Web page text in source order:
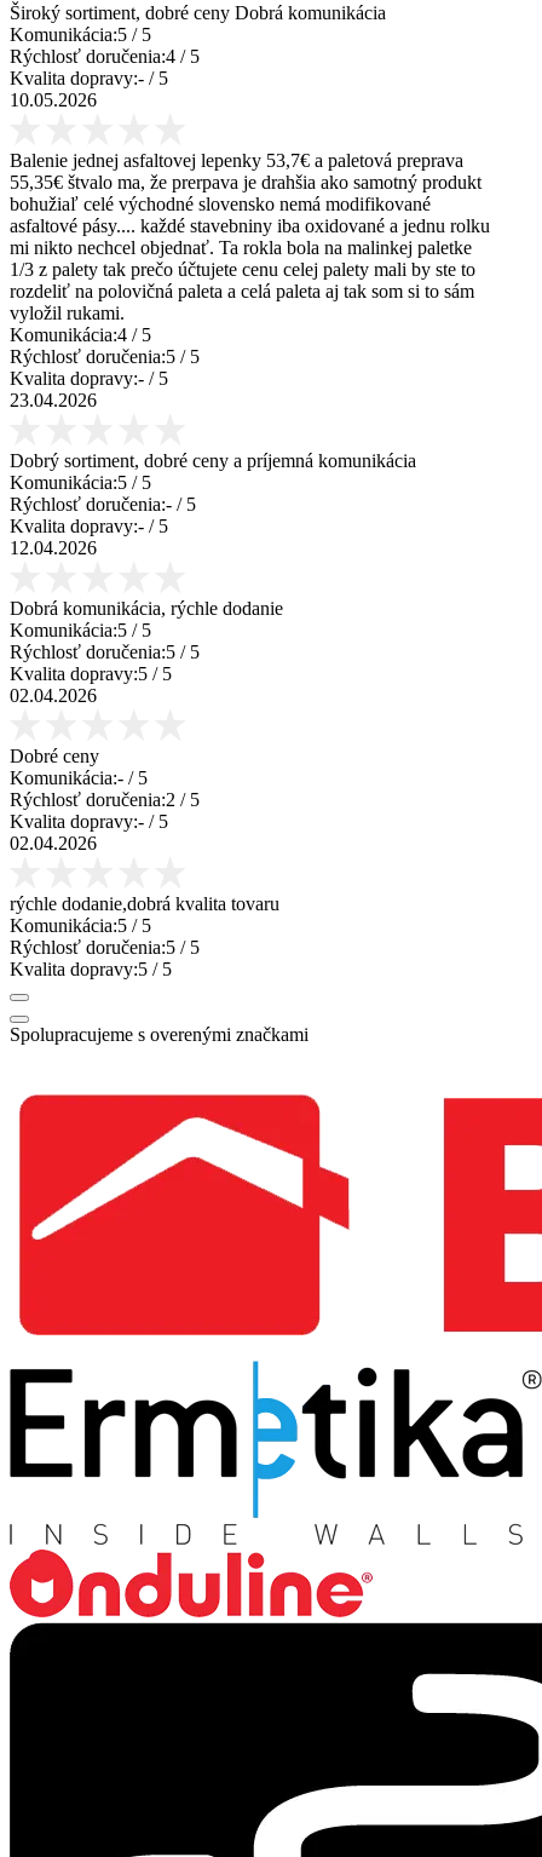
Široký sortiment, dobré ceny Dobrá komunikácia
Komunikácia:5 / 5
Rýchlosť doručenia:4 / 5
Kvalita dopravy:- / 5
10.05.2026
Balenie jednej asfaltovej lepenky 53,7€ a paletová preprava
55,35€ štvalo ma, že prerpava je drahšia ako samotný produkt
bohužiaľ celé východné slovensko nemá modifikované
asfaltové pásy.... každé stavebniny iba oxidované a jednu rolku
mi nikto nechcel objednať. Ta rokla bola na malinkej paletke
1/3 z palety tak prečo účtujete cenu celej palety mali by ste to
rozdeliť na polovičná paleta a celá paleta aj tak som si to sám
vyložil rukami.
Komunikácia:4 / 5
Rýchlosť doručenia:5 / 5
Kvalita dopravy:- / 5
23.04.2026
Dobrý sortiment, dobré ceny a príjemná komunikácia
Komunikácia:5 / 5
Rýchlosť doručenia:- / 5
Kvalita dopravy:- / 5
12.04.2026
Dobrá komunikácia, rýchle dodanie
Komunikácia:5 / 5
Rýchlosť doručenia:5 / 5
Kvalita dopravy:5 / 5
02.04.2026
Dobré ceny
Komunikácia:- / 5
Rýchlosť doručenia:2 / 5
Kvalita dopravy:- / 5
02.04.2026
rýchle dodanie,dobrá kvalita tovaru
Komunikácia:5 / 5
Rýchlosť doručenia:5 / 5
Kvalita dopravy:5 / 5
Spolupracujeme s overenými značkami